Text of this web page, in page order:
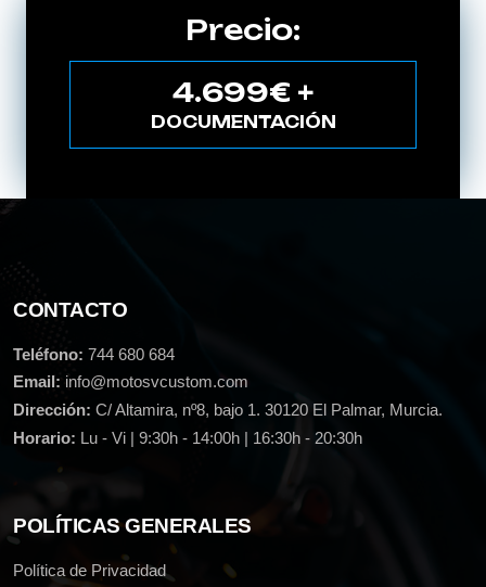
Precio:
4.699€ +
DOCUMENTACIÓN
CONTACTO
Teléfono: 744 680 684
Email: info@motosvcustom.com
Dirección: C/ Altamira, nº8, bajo 1. 30120 El Palmar, Murcia.
Horario: Lu - Vi | 9:30h - 14:00h | 16:30h - 20:30h
POLÍTICAS GENERALES
Política de Privacidad